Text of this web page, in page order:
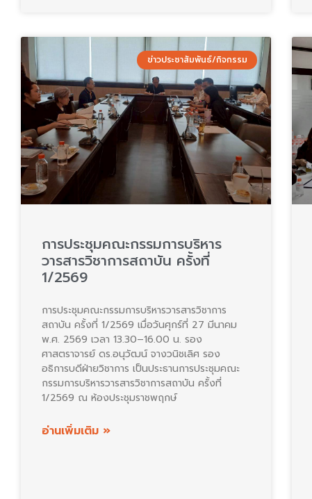
ข่าวประชาสัมพันธ์/กิจกรรม
การประชุมคณะกรรมการบริหาร
วารสารวิชาการสถาบัน ครั้งที่
1/2569
การประชุมคณะกรรมการบริหารวารสารวิชาการ
สถาบัน ครั้งที่ 1/2569 เมื่อวันศุกร์ที่ 27 มีนาคม
พ.ศ. 2569 เวลา 13.30–16.00 น. รอง
ศาสตราจารย์ ดร.อนุวัฒน์ จางวนิชเลิศ รอง
อธิการบดีฝ่ายวิชาการ เป็นประธานการประชุมคณะ
กรรมการบริหารวารสารวิชาการสถาบัน ครั้งที่
1/2569 ณ ห้องประชุมราชพฤกษ์
อ่านเพิ่มเติม »